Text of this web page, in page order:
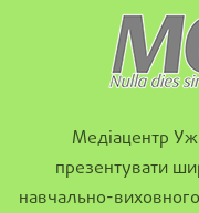
Медіацентр
презентувати
навчально-